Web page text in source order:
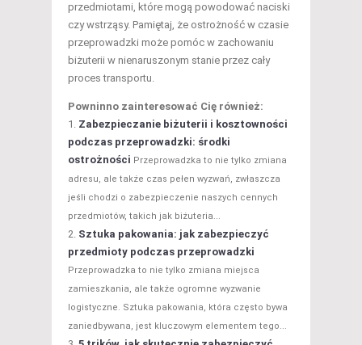
przedmiotami, które mogą powodować naciski
czy wstrząsy. Pamiętaj, że ostrożność w czasie
przeprowadzki może pomóc w zachowaniu
biżuterii w nienaruszonym stanie przez cały
proces transportu.
Powninno zainteresować Cię również:
Zabezpieczanie biżuterii i kosztowności
podczas przeprowadzki: środki
ostrożności Przeprowadzka to nie tylko zmiana
adresu, ale także czas pełen wyzwań, zwłaszcza
jeśli chodzi o zabezpieczenie naszych cennych
przedmiotów, takich jak biżuteria...
Sztuka pakowania: jak zabezpieczyć
przedmioty podczas przeprowadzki
Przeprowadzka to nie tylko zmiana miejsca
zamieszkania, ale także ogromne wyzwanie
logistyczne. Sztuka pakowania, która często bywa
zaniedbywana, jest kluczowym elementem tego...